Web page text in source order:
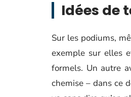
Idées de
Sur les podiums,
exemple sur elles
formels. Un autre
chemise – dans ce